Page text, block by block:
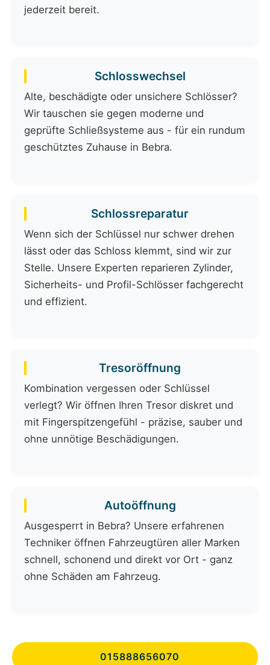
jederzeit bereit.
Schlosswechsel
Alte, beschädigte oder unsichere Schlösser?
Wir tauschen sie gegen moderne und
geprüfte Schließsysteme aus - für ein rundum
geschütztes Zuhause in Bebra.
Schlossreparatur
Wenn sich der Schlüssel nur schwer drehen
lässt oder das Schloss klemmt, sind wir zur
Stelle. Unsere Experten reparieren Zylinder,
Sicherheits- und Profil-Schlösser fachgerecht
und effizient.
Tresoröffnung
Kombination vergessen oder Schlüssel
verlegt? Wir öffnen Ihren Tresor diskret und
mit Fingerspitzengefühl - präzise, sauber und
ohne unnötige Beschädigungen.
Autoöffnung
Ausgesperrt in Bebra? Unsere erfahrenen
Techniker öffnen Fahrzeugtüren aller Marken
schnell, schonend und direkt vor Ort - ganz
ohne Schäden am Fahrzeug.
015888656070